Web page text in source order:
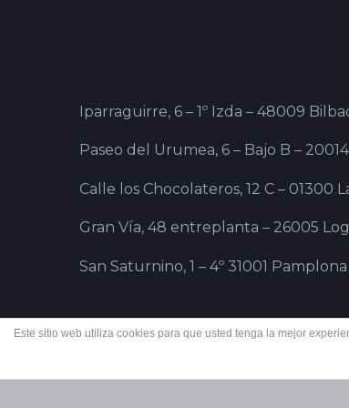
Iparraguirre, 6 – 1º Izda – 48009
Paseo del Urumea, 6 – Bajo B –
Calle los Chocolateros, 12 C – 01300
Gran Vía, 48 entreplanta – 26005
San Saturnino, 1 – 4º 31001
Este sitio web utiliza cookies para que usted tenga la mejor